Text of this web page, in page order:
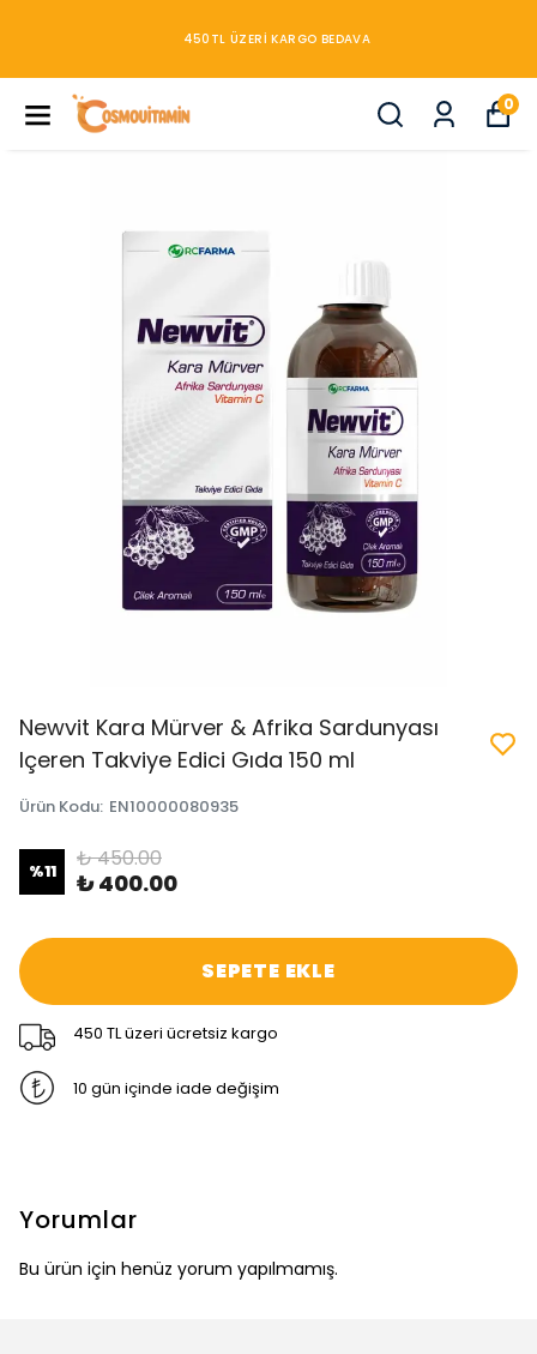
450TL ÜZERİ KARGO BEDAVA
0
Newvit Kara Mürver & Afrika Sardunyası
Içeren Takviye Edici Gıda 150 ml
Ürün Kodu: EN10000080935
%11 ₺ 450.00
₺ 400.00
SEPETE EKLE
450 TL üzeri ücretsiz kargo
10 gün içinde iade değişim
Yorumlar
Bu ürün için henüz yorum yapılmamış.